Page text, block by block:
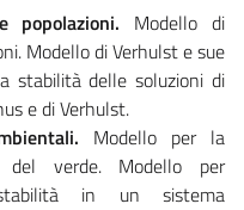
popolazioni. Modello di
Modello di Verhulst e sue
stabilità delle soluzioni di
e di Verhulst.
Modello per la
del verde. Modello per
in un sistema